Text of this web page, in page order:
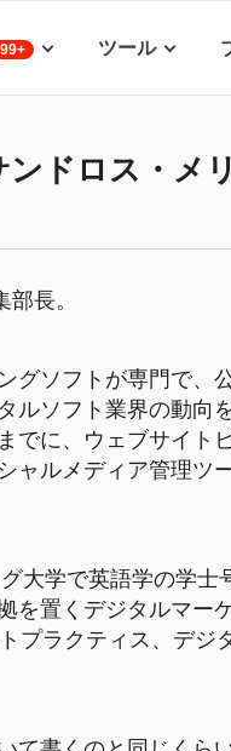
99+ ツール
ンドロス・メ
長。
グソフトが専門で、
ルソフト業界の動向
でに、ウェブサイト
ャルメディア管理ツ
大学で英語学の学
を置くデジタルマー
プラクティス、デジ